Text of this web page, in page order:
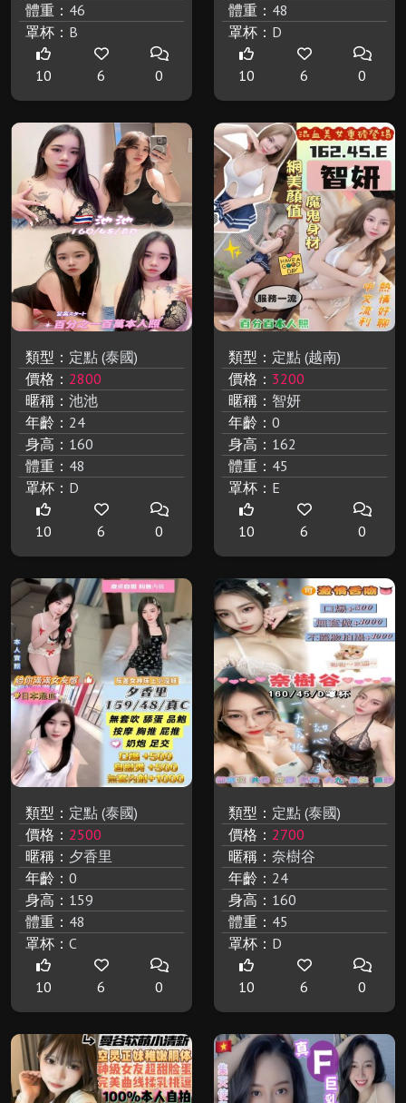
體重： 46
罩杯： B
10 6 0
體重： 48
罩杯： D
10 6 0
類型： 定點 (泰國)
價格： 2800
暱稱： 池池
年齡： 24
身高： 160
體重： 48
罩杯： D
10 6 0
類型： 定點 (越南)
價格： 3200
暱稱： 智妍
年齡： 0
身高： 162
體重： 45
罩杯： E
10 6 0
類型： 定點 (泰國)
價格： 2500
暱稱： 夕香里
年齡： 0
身高： 159
體重： 48
罩杯： C
10 6 0
類型： 定點 (泰國)
價格： 2700
暱稱： 奈樹谷
年齡： 24
身高： 160
體重： 45
罩杯： D
10 6 0